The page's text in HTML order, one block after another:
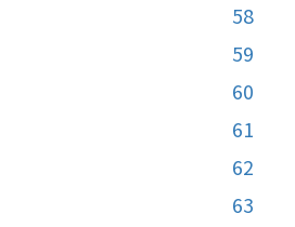
58
59
60
61
62
63